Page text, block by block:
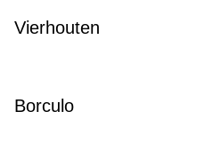
Vierhouten
Borculo